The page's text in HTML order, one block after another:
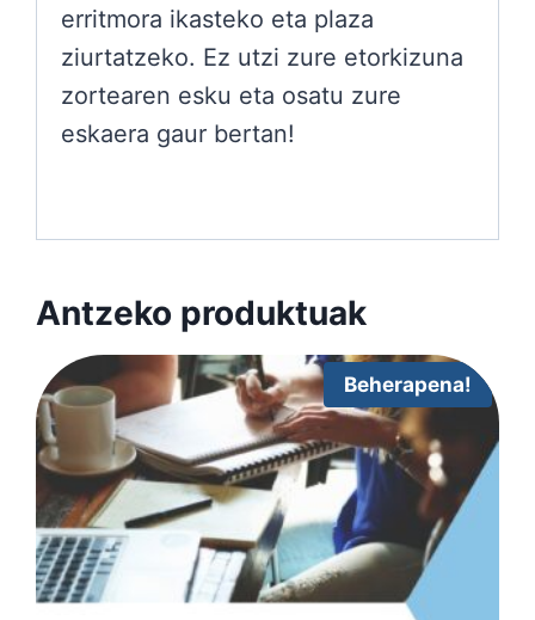
erritmora ikasteko eta plaza
ziurtatzeko. Ez utzi zure etorkizuna
zortearen esku eta osatu zure
eskaera gaur bertan!
Antzeko produktuak
Beherapena!